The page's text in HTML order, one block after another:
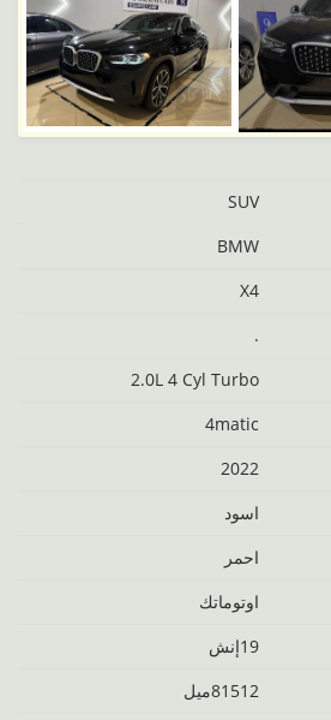
SUV
BMW
X4
.
2.0L 4 Cyl Turbo
4matic
2022
اسود
احمر
اوتوماتك
19إنش
81512ميل